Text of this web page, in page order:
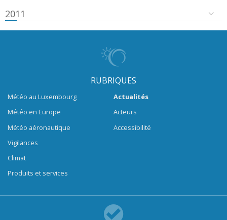
2011
RUBRIQUES
Météo au Luxembourg
Météo en Europe
Météo aéronautique
Vigilances
Climat
Produits et services
Actualités
Acteurs
Accessibilité